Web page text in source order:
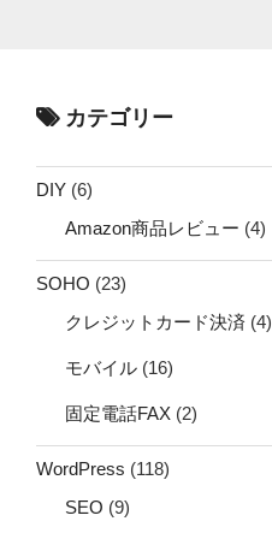
カテゴリー
DIY (6)
Amazon商品レビュー (4)
SOHO (23)
クレジットカード決済 (4)
モバイル (16)
固定電話FAX (2)
WordPress (118)
SEO (9)